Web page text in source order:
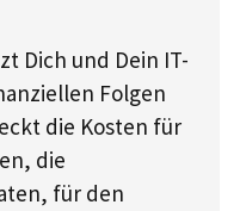
Dich und Dein IT-
Folgen
die Kosten für
die
für den